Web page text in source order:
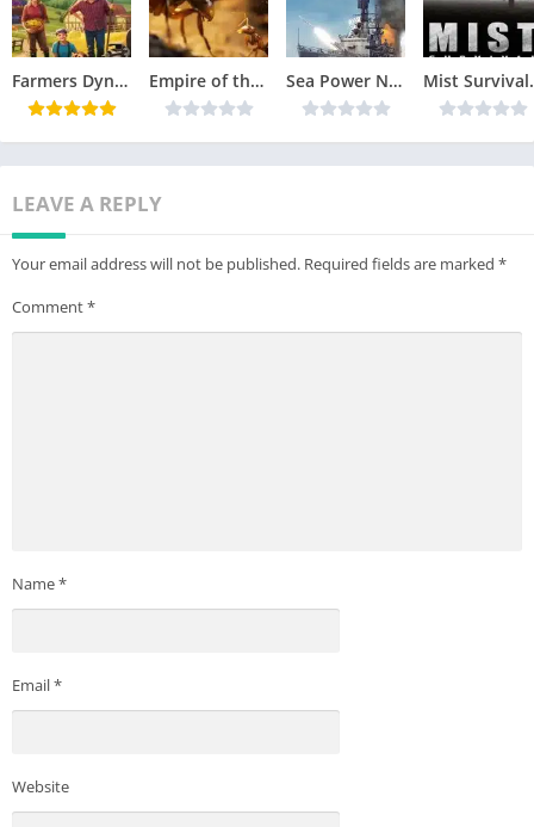
Farmers Dynasty 2 Télécharger jeu PC Empire of the Ants Télécharger jeu PC Sea Power Naval Combat in the Missile Age Télécharger jeu PC Mist
LEAVE A REPLY
Your email address will not be published. Required fields are marked *
Comment*
Name*
Email*
Website